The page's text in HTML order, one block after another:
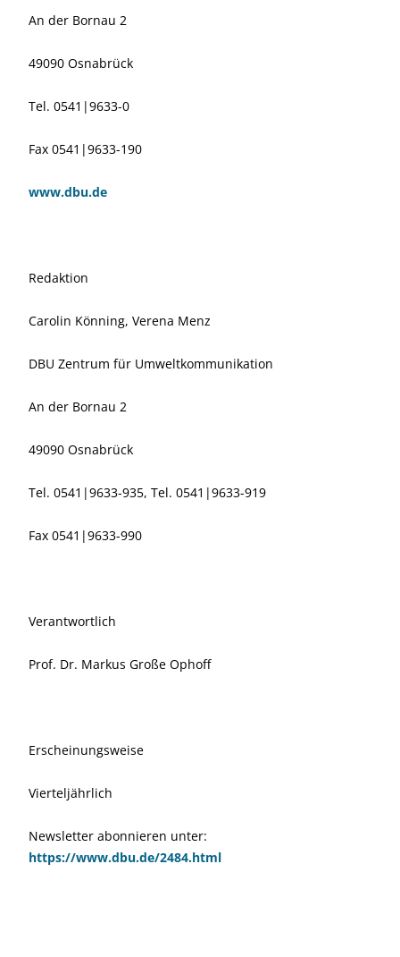
An der Bornau 2
49090 Osnabrück
Tel. 0541|9633-0
Fax 0541|9633-190
www.dbu.de
Redaktion
Carolin Könning, Verena Menz
DBU Zentrum für Umweltkommunikation
An der Bornau 2
49090 Osnabrück
Tel. 0541|9633-935, Tel. 0541|9633-919
Fax 0541|9633-990
Verantwortlich
Prof. Dr. Markus Große Ophoff
Erscheinungsweise
Vierteljährlich
Newsletter abonnieren unter:
https://www.dbu.de/2484.html